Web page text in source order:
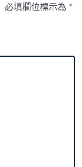
必填欄位標示為*